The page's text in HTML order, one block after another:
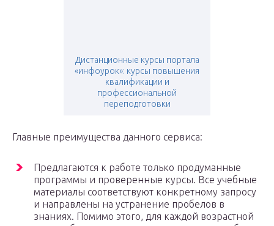
Дистанционные курсы портала
«инфоурок»: курсы повышения
квалификации и
профессиональной
переподготовки
Главные преимущества данного сервиса:
Предлагаются к работе только продуманные
программы и проверенные курсы. Все учебные
материалы соответствуют конкретному запросу
и направлены на устранение пробелов в
знаниях. Помимо этого, для каждой возрастной